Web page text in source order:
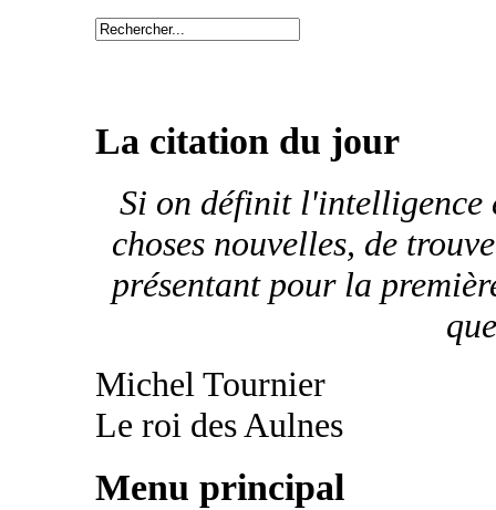
La citation du jour
Si on définit l'intelligence
choses nouvelles, de
présentant pour la
Michel Tournier
Le roi des Aulnes
Menu principal